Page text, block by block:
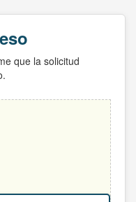
que la solicitud